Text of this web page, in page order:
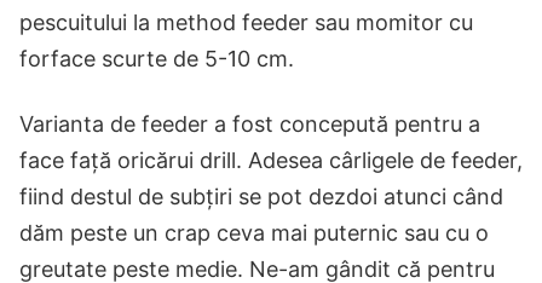
pescuitului la method feeder sau momitor cu
forface scurte de 5-10 cm.
Varianta de feeder a fost concepută pentru a
face față oricărui drill. Adesea cârligele de feeder,
fiind destul de subțiri se pot dezdoi atunci când
dăm peste un crap ceva mai puternic sau cu o
greutate peste medie. Ne-am gândit că pentru